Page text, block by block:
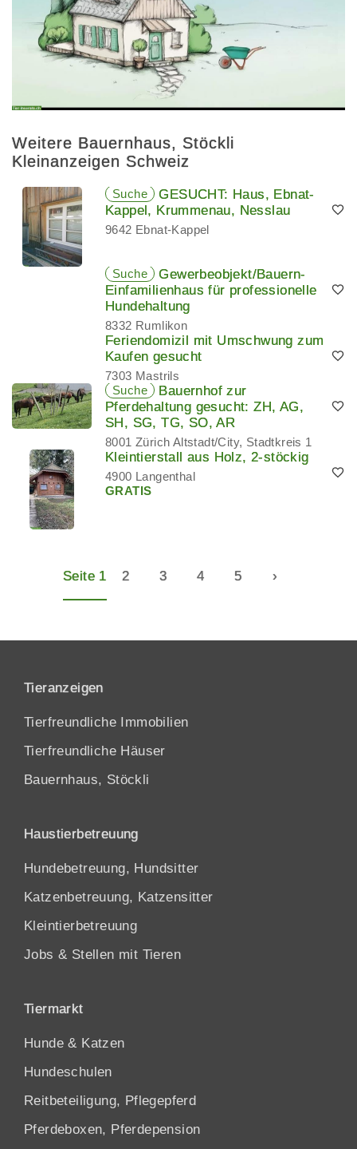
Weitere Bauernhaus, Stöckli
Kleinanzeigen Schweiz
Suche
GESUCHT: Haus, Ebnat-
Kappel, Krummenau, Nesslau
9642 Ebnat-Kappel
Suche
Gewerbeobjekt/Bauern-
Einfamilienhaus für professionelle
Hundehaltung
8332 Rumlikon
Feriendomizil mit Umschwung zum
Kaufen gesucht
7303 Mastrils
Suche
Bauernhof zur
Pferdehaltung gesucht: ZH, AG,
SH, SG, TG, SO, AR
8001 Zürich Altstadt/City, Stadtkreis 1
Kleintierstall aus Holz, 2-stöckig
4900 Langenthal
GRATIS
Seite 1 2 3 4 5 ›
Tieranzeigen
Tierfreundliche Immobilien
Tierfreundliche Häuser
Bauernhaus, Stöckli
Haustierbetreuung
Hundebetreuung, Hundsitter
Katzenbetreuung, Katzensitter
Kleintierbetreuung
Jobs & Stellen mit Tieren
Tiermarkt
Hunde & Katzen
Hundeschulen
Reitbeteiligung, Pflegepferd
Pferdeboxen, Pferdepension